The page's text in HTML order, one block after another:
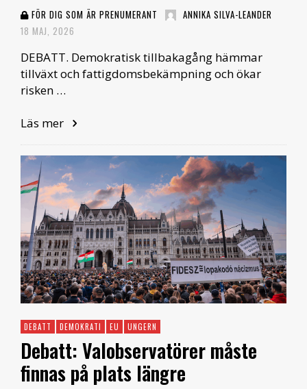
FÖR DIG SOM ÄR PRENUMERANT
ANNIKA SILVA-LEANDER
18 MAJ, 2026
DEBATT. Demokratisk tillbakagång hämmar
tillväxt och fattigdomsbekämpning och ökar
risken …
Läs mer
DEBATT DEMOKRATI EU UNGERN
Debatt: Valobservatörer måste
finnas på plats längre